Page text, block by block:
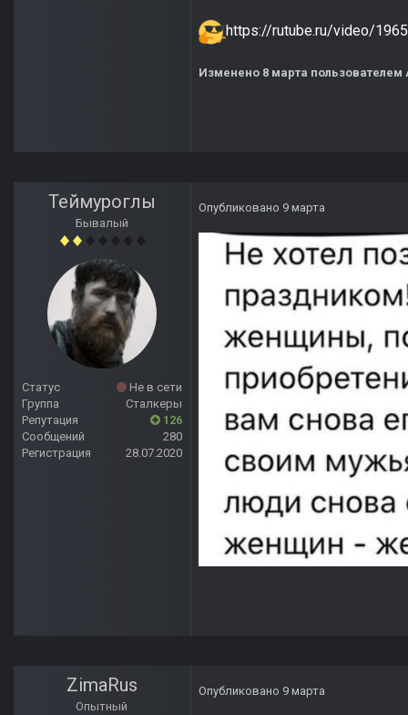
https://rutube.ru/video/
Изменено 8 марта
Теймуроглы
Бывалый
Статус
Не в сети
Группа
Сталкеры
Репутация
126
Сообщений
280
Регистрация
28.07.2020
Опубликовано 9 марта
ZimaRus
Опытный
Опубликовано 9 марта